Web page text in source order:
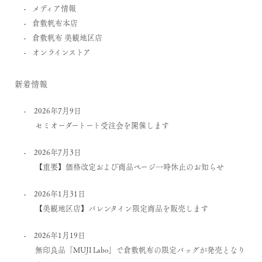
メディア情報
倉敷帆布本店
倉敷帆布 美観地区店
オンラインストア
新着情報
2026年7月9日
セミオーダートート受注会を開催します
2026年7月3日
【重要】価格改定および商品ページ一時休止のお知らせ
2026年1月31日
【美観地区店】バレンタイン限定商品を販売します
2026年1月19日
無印良品「MUJI Labo」で倉敷帆布の限定バッグが発売となり